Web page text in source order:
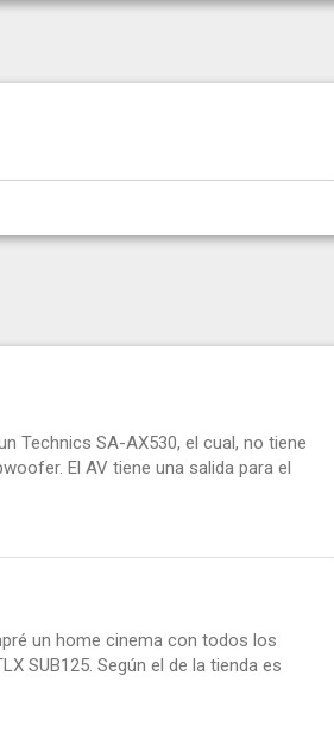
Technics SA-AX530, el cual, no tiene
El AV tiene una salida para el
un home cinema con todos los
SUB125. Según el de la tienda es